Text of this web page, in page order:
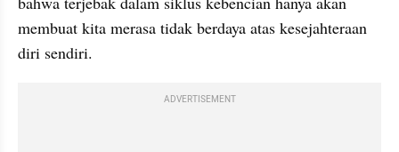
membuat kita merasa tidak berdaya atas kesejahteraan
diri sendiri.
ADVERTISEMENT